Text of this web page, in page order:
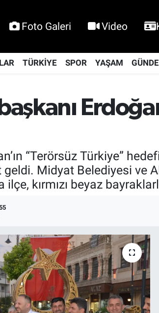
Foto Galeri Video
TÜRKİYE SPOR YAŞAM
“Terörsüz Türkiye”
geldi. Midyat Belediyesi ve
kırmızı beyaz